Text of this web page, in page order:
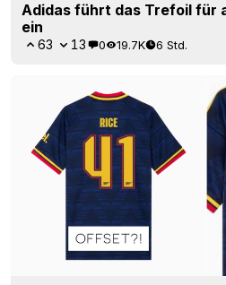
Adidas führt das Trefoil für
ein
63 13 0 19.7K 6 Std.